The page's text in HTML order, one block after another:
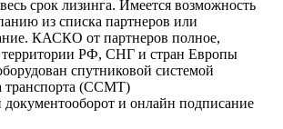
срок лизинга. Имеется возможность
из списка партнеров или
КАСКО от партнеров полное,
территории РФ, СНГ и стран Европы
спутниковой системой
транспорта (ССМТ)
документооборот и онлайн подписание